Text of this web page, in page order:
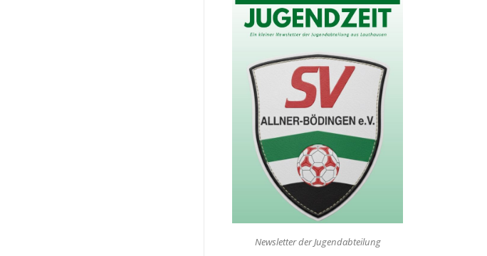
Newsletter der Jugendabteilung